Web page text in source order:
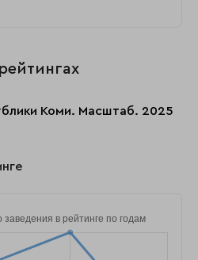
Коми. Масштаб. 2025